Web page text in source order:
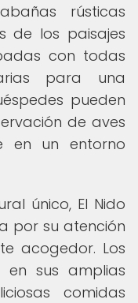
rústicas
de los paisajes
con todas
para una
pueden
de aves
en un entorno
único, El Nido
por su atención
acogedor. Los
en sus amplias
comidas